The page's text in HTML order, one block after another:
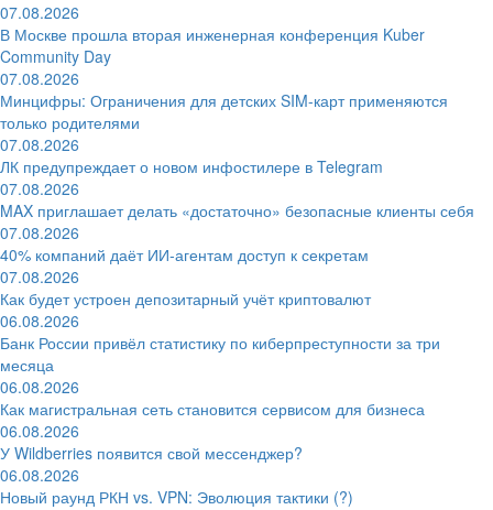
07.08.2026
В Москве прошла вторая инженерная конференция Kuber
Community Day
07.08.2026
Минцифры: Ограничения для детских SIM-карт применяются
только родителями
07.08.2026
ЛК предупреждает о новом инфостилере в Telegram
07.08.2026
MAX приглашает делать «достаточно» безопасные клиенты себя
07.08.2026
40% компаний даёт ИИ‑агентам доступ к секретам
07.08.2026
Как будет устроен депозитарный учёт криптовалют
06.08.2026
Банк России привёл статистику по киберпреступности за три
месяца
06.08.2026
Как магистральная сеть становится сервисом для бизнеса
06.08.2026
У Wildberries появится свой мессенджер?
06.08.2026
Новый раунд РКН vs. VPN: Эволюция тактики (?)